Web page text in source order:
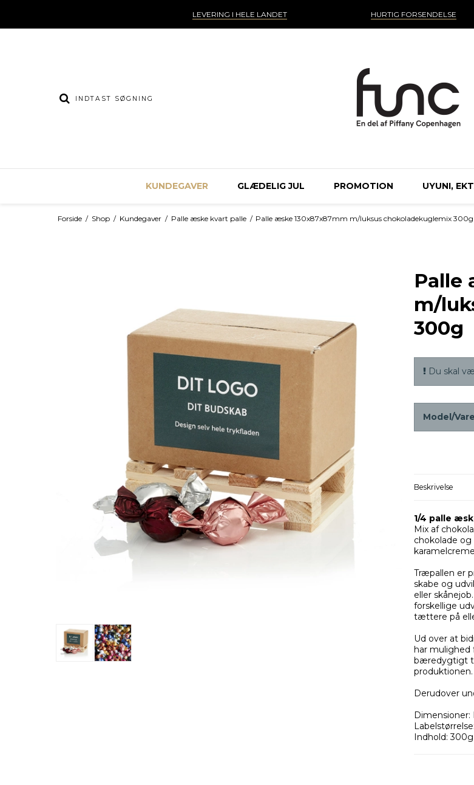
LEVERING I HELE LANDET HURTIG FORSENDELSE
KUNDEGAVER GLÆDELIG JUL PROMOTION UYUNI,
Forside / Shop / Kundegaver / Palle æske kvart palle / Palle æske 130x87x87mm m/luksus chokoladekuglemix 300g
Palle
m/
300g
Du skal
Model/
Beskrivelse
1/4 palle
Mix af
chokolade
Træpallen er
skabe og
eller
forskellige
tættere på
Ud over at
har mulighed
bæredygtigt
produktionen.
Derudover
Indhold: